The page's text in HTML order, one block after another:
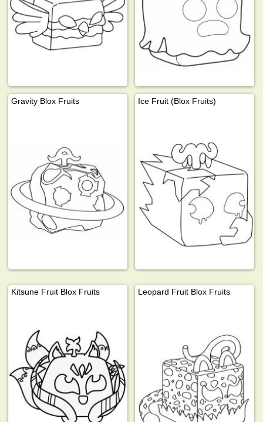
Gravity Blox Fruits Ice Fruit (Blox Fruits)
Kitsune Fruit Blox Fruits Leopard Fruit Blox Fruits